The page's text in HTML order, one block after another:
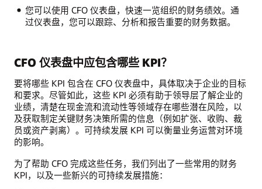
您可以使用 CFO 仪表盘，快速一览组织的财务绩效。通
过仪表盘，您可以跟踪、分析和报告重要的财务数据。
CFO 仪表盘中应包含哪些 KPI？
要将哪些 KPI 包含在 CFO 仪表盘中，具体取决于企业的目标
和要求。尽管如此，这些 KPI 必须有助于领导层了解企业的
业绩，清楚在现金流和流动性等领域存在哪些潜在风险，以
及获取制定关键财务决策所需的信息（例如扩张、收购、裁
员或资产剥离）。可持续发展 KPI 可以衡量业务运营对环境
的影响。
为了帮助 CFO 完成这些任务，我们列出了一些常用的财务
KPI，以及一些新兴的可持续发展措施：